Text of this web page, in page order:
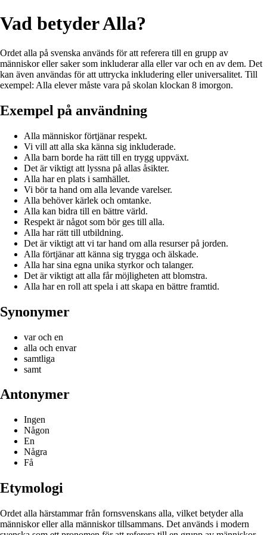
Vad betyder Alla?
Ordet alla på svenska används för att referera till en grupp av
människor eller saker som inkluderar alla eller var och en av dem. Det
kan även användas för att uttrycka inkludering eller universalitet. Till
exempel: Alla elever måste vara på skolan klockan 8 imorgon.
Exempel på användning
Alla människor förtjänar respekt.
Vi vill att alla ska känna sig inkluderade.
Alla barn borde ha rätt till en trygg uppväxt.
Det är viktigt att lyssna på allas åsikter.
Alla har en plats i samhället.
Vi bör ta hand om alla levande varelser.
Alla behöver kärlek och omtanke.
Alla kan bidra till en bättre värld.
Respekt är något som bör ges till alla.
Alla har rätt till utbildning.
Det är viktigt att vi tar hand om alla resurser på jorden.
Alla förtjänar att känna sig trygga och älskade.
Alla har sina egna unika styrkor och talanger.
Det är viktigt att alla får möjligheten att blomstra.
Alla har en roll att spela i att skapa en bättre framtid.
Synonymer
var och en
alla och envar
samtliga
samt
Antonymer
Ingen
Någon
En
Några
Få
Etymologi
Ordet alla härstammar från fornsvenskans alla, vilket betyder alla
människor eller alla människor tillsammans. Det används i modern